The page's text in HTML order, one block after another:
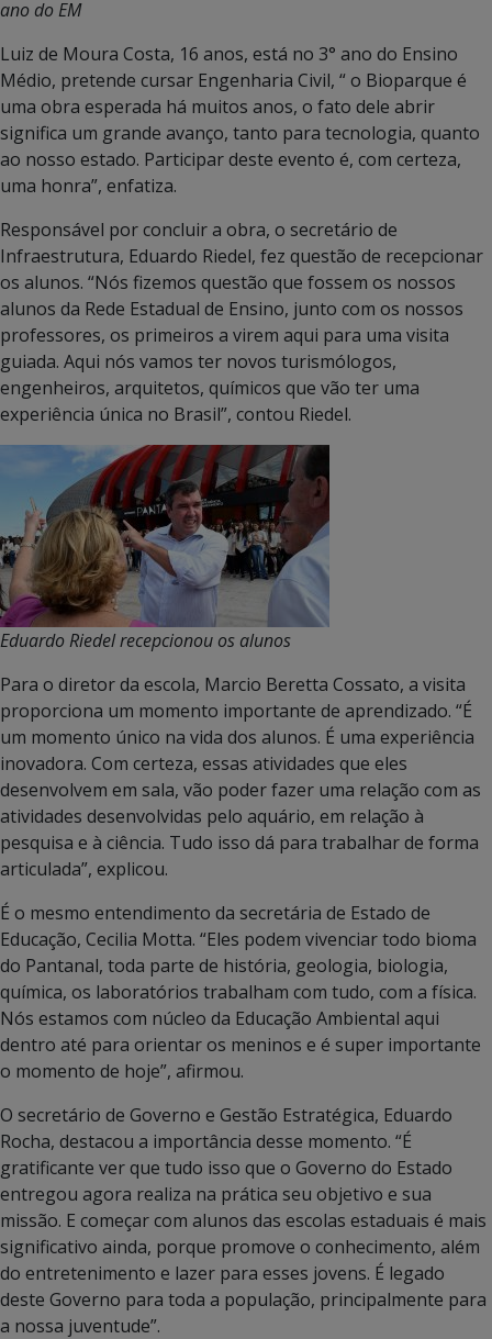
ano do EM
Luiz de Moura Costa, 16 anos, está no 3° ano do Ensino
Médio, pretende cursar Engenharia Civil, “ o Bioparque é
uma obra esperada há muitos anos, o fato dele abrir
significa um grande avanço, tanto para tecnologia, quanto
ao nosso estado. Participar deste evento é, com certeza,
uma honra”, enfatiza.
Responsável por concluir a obra, o secretário de
Infraestrutura, Eduardo Riedel, fez questão de recepcionar
os alunos. “Nós fizemos questão que fossem os nossos
alunos da Rede Estadual de Ensino, junto com os nossos
professores, os primeiros a virem aqui para uma visita
guiada. Aqui nós vamos ter novos turismólogos,
engenheiros, arquitetos, químicos que vão ter uma
experiência única no Brasil”, contou Riedel.
Eduardo Riedel recepcionou os alunos
Para o diretor da escola, Marcio Beretta Cossato, a visita
proporciona um momento importante de aprendizado. “É
um momento único na vida dos alunos. É uma experiência
inovadora. Com certeza, essas atividades que eles
desenvolvem em sala, vão poder fazer uma relação com as
atividades desenvolvidas pelo aquário, em relação à
pesquisa e à ciência. Tudo isso dá para trabalhar de forma
articulada”, explicou.
É o mesmo entendimento da secretária de Estado de
Educação, Cecilia Motta. “Eles podem vivenciar todo bioma
do Pantanal, toda parte de história, geologia, biologia,
química, os laboratórios trabalham com tudo, com a física.
Nós estamos com núcleo da Educação Ambiental aqui
dentro até para orientar os meninos e é super importante
o momento de hoje”, afirmou.
O secretário de Governo e Gestão Estratégica, Eduardo
Rocha, destacou a importância desse momento. “É
gratificante ver que tudo isso que o Governo do Estado
entregou agora realiza na prática seu objetivo e sua
missão. E começar com alunos das escolas estaduais é mais
significativo ainda, porque promove o conhecimento, além
do entretenimento e lazer para esses jovens. É legado
deste Governo para toda a população, principalmente para
a nossa juventude”.